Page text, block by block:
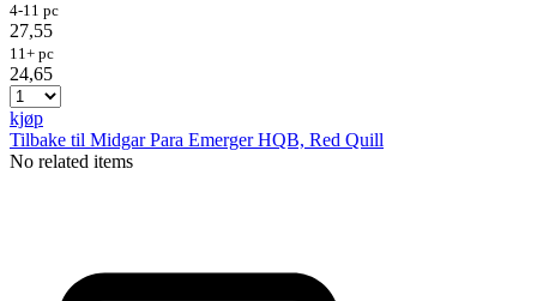
4-11 pc
27,55
11+ pc
24,65
kjøp
Tilbake til Midgar Para Emerger HQB, Red Quill
No related items